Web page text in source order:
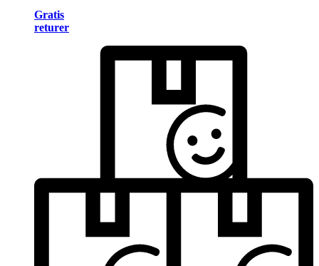
Gratis
returer